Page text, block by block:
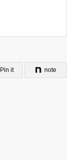
Pin it note